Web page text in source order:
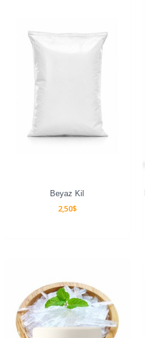
Beyaz Kil
2,50$